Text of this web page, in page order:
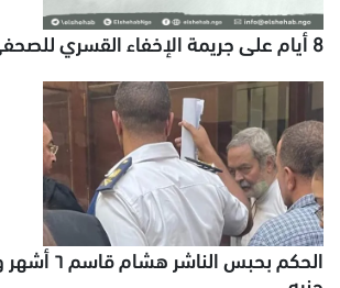
8 أيام على جريمة الإخفاء القسري للصحفي وائل عبد الغني